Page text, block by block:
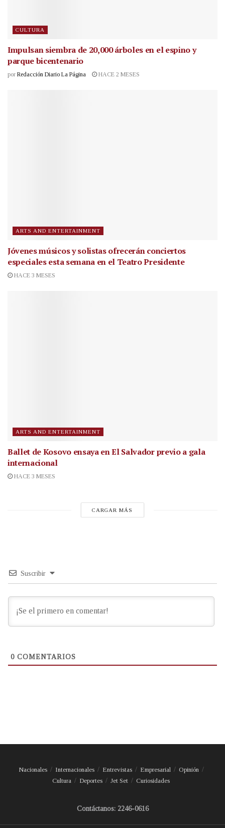
CULTURA
Impulsan siembra de 20,000 árboles en el espino y
parque bicentenario
por Redacción Diario La Página HACE 2 MESES
ARTS AND ENTERTAINMENT
Jóvenes músicos y solistas ofrecerán conciertos
especiales esta semana en el Teatro Presidente
HACE 3 MESES
ARTS AND ENTERTAINMENT
Ballet de Kosovo ensaya en El Salvador previo a gala
internacional
HACE 3 MESES
CARGAR MÁS
Suscribir
0 COMENTARIOS
Nacionales Internacionales Entrevistas Empresarial
Opinión
Cultura
Deportes Jet Set Curiosidades
Contáctanos: 2246-0616